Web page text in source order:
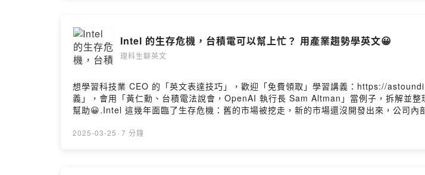
Intel 的生存危機，台積電可以幫上忙？ 用產業趨勢學英文😀
理科生聊英文
想學習科技業 CEO 的「英文表達技巧」，歡迎「免費領取」學習講義：https://
義」，會用「黃仁勳、台積電法說會，OpenAI 執行長 Sam Altman」當例子，拆解並
幫助😀.Intel 這幾年面臨了生存危機：舊的市場被挖走，新的市場還沒開發出來，公司
https://astounding-producer-2828.kit.com/.留言告訴我你對這一集的想法： https://
2025-03-25 · 7 分鐘